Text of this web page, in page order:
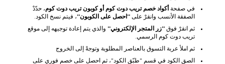
في صفحة أكواد خصم تريب دوت كوم أو كوبون تريب دوت كوم، حدّدْ
الصفقة الأنسب وانقرْ على "احصل على الكوبون"، فيتم نسخ الكود.
ثم انقرْ فوق "زر المتجر الإلكتروني" والذي يتم إعادة توجيهه إلى موقع
تريب دوت كوم الرسمي.
ثم املأ عربة التسوق بالعناصر المطلوبة وتوجهْ إلى الخروج
الصق الكود في قسم "طبّق الكود"، ثم احصل على خصم فوري على